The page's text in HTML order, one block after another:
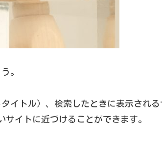
。
タイトル）、検索したときに表示され
イトに近づけることができます。